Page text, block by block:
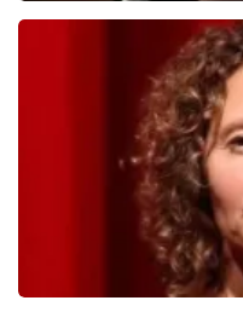
Andre Rieu
laatste 30 minuten
BESTEL NU